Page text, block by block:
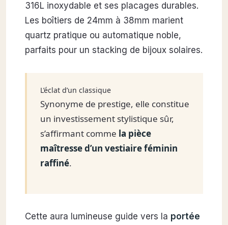
316L inoxydable et ses placages durables.
Les boîtiers de 24mm à 38mm marient
quartz pratique ou automatique noble,
parfaits pour un stacking de bijoux solaires.
L’éclat d’un classique
Synonyme de prestige, elle constitue
un investissement stylistique sûr,
s’affirmant comme la pièce
maîtresse d’un vestiaire féminin
raffiné.
Cette aura lumineuse guide vers la portée